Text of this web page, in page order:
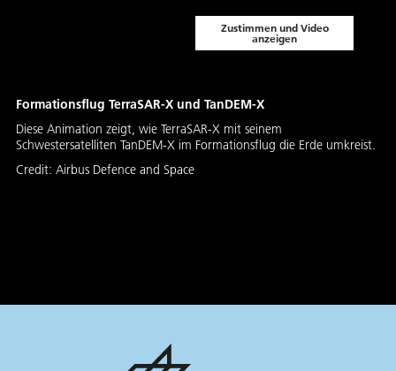
Zustimmen und Video
anzeigen
Formationsflug TerraSAR-X und TanDEM-X
Diese Animation zeigt, wie TerraSAR-X mit seinem
Schwestersatelliten TanDEM-X im Formationsflug die Erde umkreist.
Credit: Airbus Defence and Space